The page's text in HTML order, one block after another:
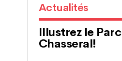
Actualités
Illustrez le Parc
Chasseral!